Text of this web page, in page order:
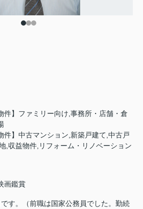
件】ファミリー向け,事務所・店舗・倉
件】中古マンション,新築戸建て,中古戸
,収益物件,リフォーム・リノベーション
画鑑賞
す。（前職は国家公務員でした。勤続